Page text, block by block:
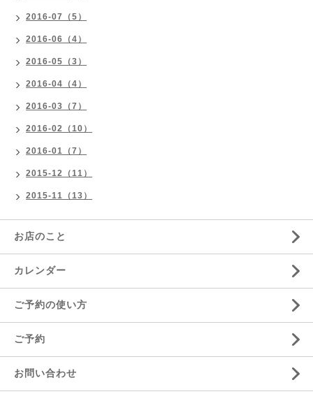
2016-07（5）
2016-06（4）
2016-05（3）
2016-04（4）
2016-03（7）
2016-02（10）
2016-01（7）
2015-12（11）
2015-11（13）
お店のこと
カレンダー
ご予約の使い方
ご予約
お問い合わせ